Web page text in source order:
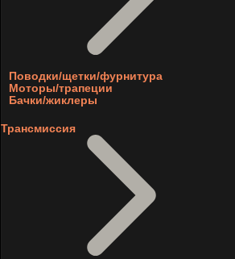
Поводки/щетки/фурнитура
Моторы/трапеции
Бачки/жиклеры
Трансмиссия